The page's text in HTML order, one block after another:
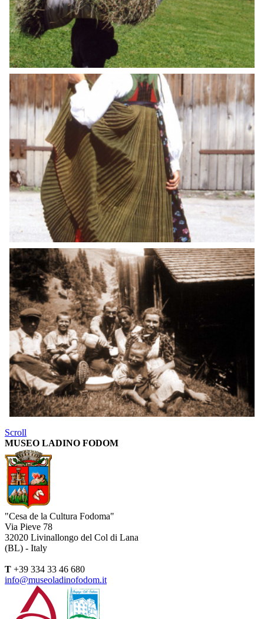
Scroll
MUSEO LADINO FODOM
"Cesa de la Cultura Fodoma"
Via Pieve 78
32020 Livinallongo del Col di Lana
(BL) - Italy
T +39 334 33 46 680
info@museoladinofodom.it